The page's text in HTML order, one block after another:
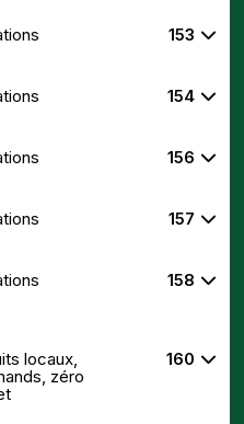
153
154
156
157
158
locaux,
zéro
160